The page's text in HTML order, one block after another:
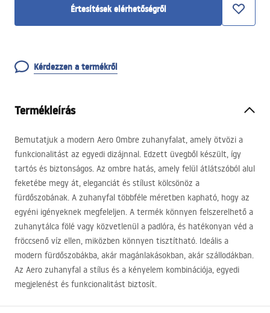
Értesítések elérhetőségről
Kérdezzen a termékről
Termékleírás
Bemutatjuk a modern Aero Ombre zuhanyfalat, amely ötvözi a
funkcionalitást az egyedi dizájnnal. Edzett üvegből készült, így
tartós és biztonságos. Az ombre hatás, amely felül átlátszóból alul
feketébe megy át, eleganciát és stílust kölcsönöz a
fürdőszobának. A zuhanyfal többféle méretben kapható, hogy az
egyéni igényeknek megfeleljen. A termék könnyen felszerelhető a
zuhanytálca fölé vagy közvetlenül a padlóra, és hatékonyan véd a
fröccsenő víz ellen, miközben könnyen tisztítható. Ideális a
modern fürdőszobákba, akár magánlakásokban, akár szállodákban.
Az Aero zuhanyfal a stílus és a kényelem kombinációja, egyedi
megjelenést és funkcionalitást biztosít.